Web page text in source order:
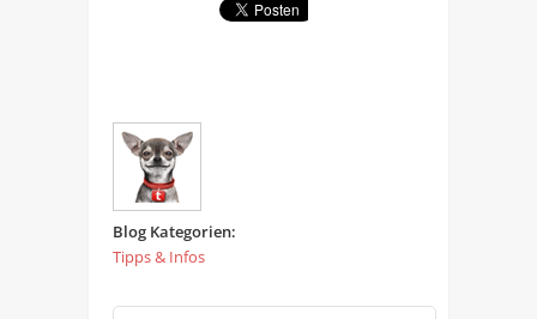
Blog Kategorien:
Tipps & Infos